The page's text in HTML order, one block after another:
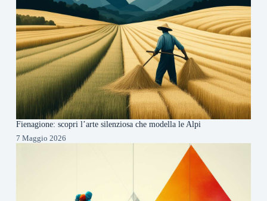
Fienagione: scopri l’arte silenziosa che modella le Alpi
7 Maggio 2026